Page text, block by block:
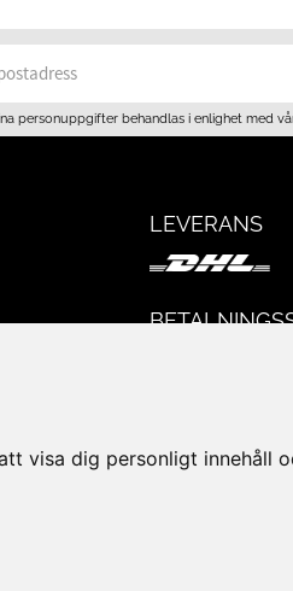
visa dig personligt innehåll
personuppgifter behandlas i enlighet med
LEVERANS
kontanter.